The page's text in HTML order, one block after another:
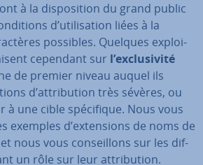
à la dis­po­si­tion du grand public
d’uti­li­sa­tion liées à la
possibles. Quelques ex­ploi­
cependant sur l’ex­clu­si­vité
de premier niveau auquel ils
d’at­tri­bu­tion très sévères, ou
une cible spé­ci­fique. Nous vous
exemples d’ex­ten­sions de noms de
nous vous con­seil­lons sur les dif­
un rôle sur leur at­tri­bu­tion.